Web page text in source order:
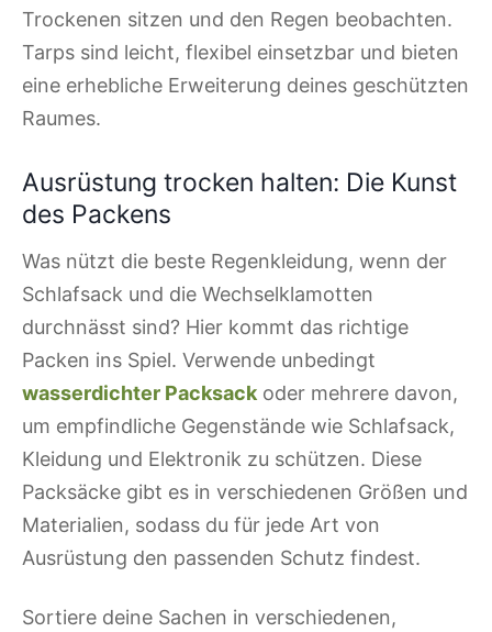
Trockenen sitzen und den Regen beobachten.
Tarps sind leicht, flexibel einsetzbar und bieten
eine erhebliche Erweiterung deines geschützten
Raumes.
Ausrüstung trocken halten: Die Kunst
des Packens
Was nützt die beste Regenkleidung, wenn der
Schlafsack und die Wechselklamotten
durchnässt sind? Hier kommt das richtige
Packen ins Spiel. Verwende unbedingt
wasserdichter Packsack oder mehrere davon,
um empfindliche Gegenstände wie Schlafsack,
Kleidung und Elektronik zu schützen. Diese
Packsäcke gibt es in verschiedenen Größen und
Materialien, sodass du für jede Art von
Ausrüstung den passenden Schutz findest.
Sortiere deine Sachen in verschiedenen,